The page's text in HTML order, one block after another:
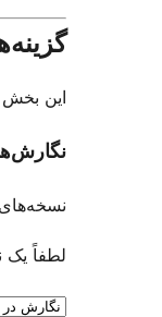
این بخش
لطفاً یک